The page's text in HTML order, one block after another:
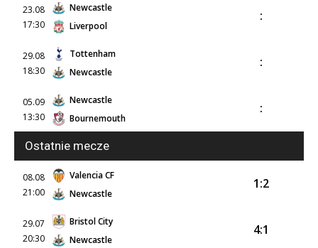
23.08
17:30
Newcastle
Liverpool
:
29.08
18:30
Tottenham
Newcastle
:
05.09
13:30
Newcastle
Bournemouth
:
Ostatnie mecze
08.08
21:00
Valencia CF
Newcastle
1:2
29.07
20:30
Bristol City
Newcastle
4:1